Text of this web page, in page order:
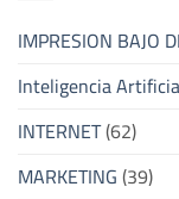
IMPRESION BAJO
Inteligencia
INTERNET(62)
MARKETING(39)